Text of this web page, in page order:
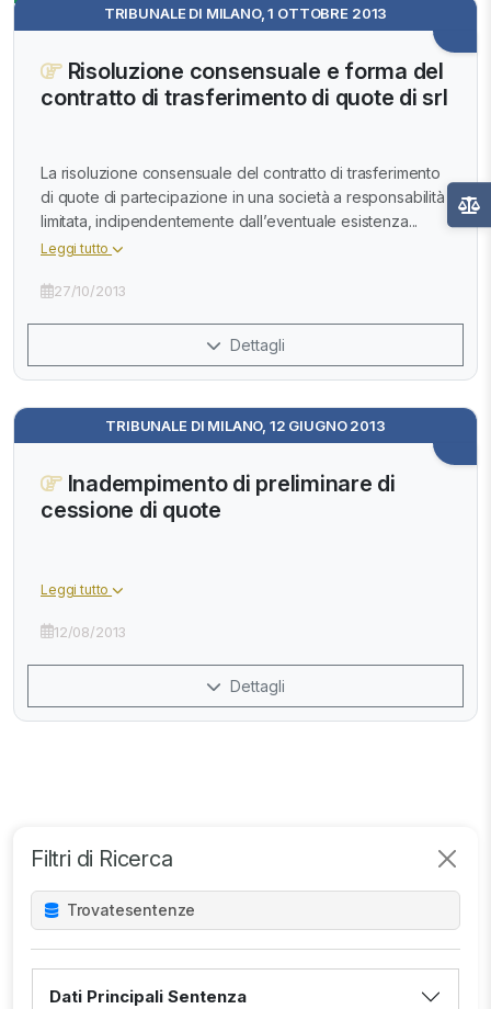
Filtri di Ricerca
Trovatesentenze
Dati Principali Sentenza
TRIBUNALE DI MILANO, 1 OTTOBRE 2013
Risoluzione consensuale e forma del
contratto di trasferimento di quote di srl
La risoluzione consensuale del contratto di trasferimento
di quote di partecipazione in una società a responsabilità
limitata, indipendentemente dall’eventuale esistenza...
Leggi tutto
27/10/2013
Dettagli
TRIBUNALE DI MILANO, 12 GIUGNO 2013
Inadempimento di preliminare di
cessione di quote
Leggi tutto
12/08/2013
Dettagli